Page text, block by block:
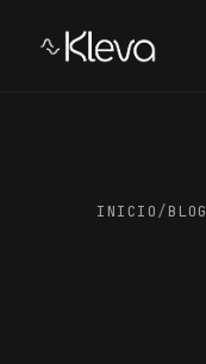
INICIO/BLOG